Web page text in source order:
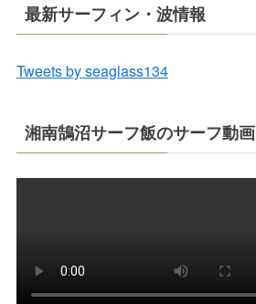
最新サーフィン・波情報
Tweets by seaglass134
湘南鵠沼サーフ飯のサーフ動画